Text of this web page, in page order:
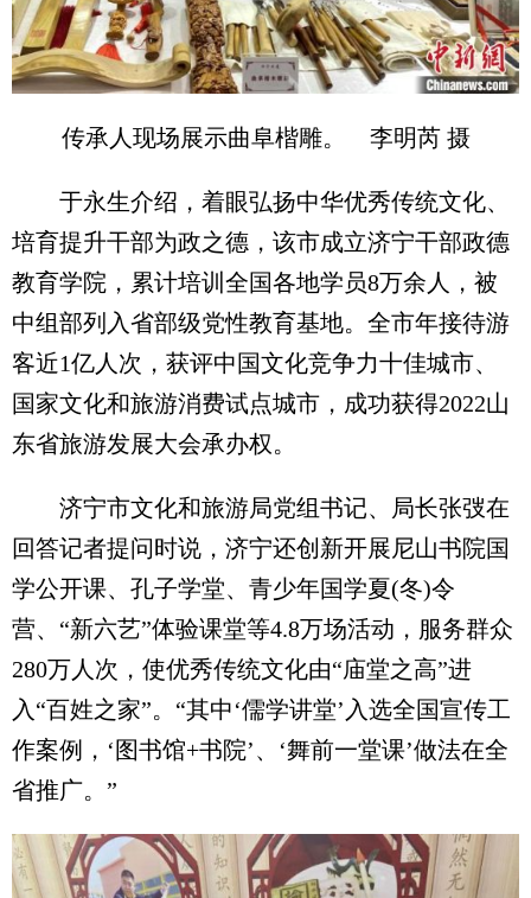
传承人现场展示曲阜楷雕。 李明芮 摄
于永生介绍，着眼弘扬中华优秀传统文化、
培育提升干部为政之德，该市成立济宁干部政德
教育学院，累计培训全国各地学员8万余人，被
中组部列入省部级党性教育基地。全市年接待游
客近1亿人次，获评中国文化竞争力十佳城市、
国家文化和旅游消费试点城市，成功获得2022山
东省旅游发展大会承办权。
济宁市文化和旅游局党组书记、局长张弢在
回答记者提问时说，济宁还创新开展尼山书院国
学公开课、孔子学堂、青少年国学夏(冬)令
营、“新六艺”体验课堂等4.8万场活动，服务群众
280万人次，使优秀传统文化由“庙堂之高”进
入“百姓之家”。“其中‘儒学讲堂’入选全国宣传工
作案例，‘图书馆+书院’、‘舞前一堂课’做法在全
省推广。”